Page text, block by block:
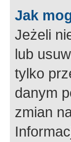
Jak
Jeżeli
lub
tylko
danym
zmian